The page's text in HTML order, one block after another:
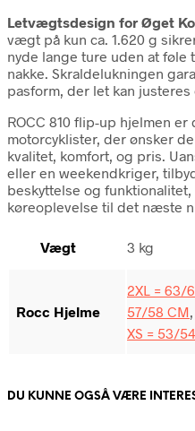
Letvægtsdesign for Øget
vægt på kun ca. 1.620 g
nyde lange ture uden at
nakke. Skraldelukningen
pasform, der let kan justeres
ROCC 810 flip-up hjelmen
motorcyklister, der ønsker
kvalitet, komfort, og pris.
eller en weekendkriger,
beskyttelse og
køreoplevelse til det næste
Vægt 3 kg
Rocc Hjelme
2XL = 63/
57/58 CM
XS = 53/
DU KUNNE OGSÅ VÆRE